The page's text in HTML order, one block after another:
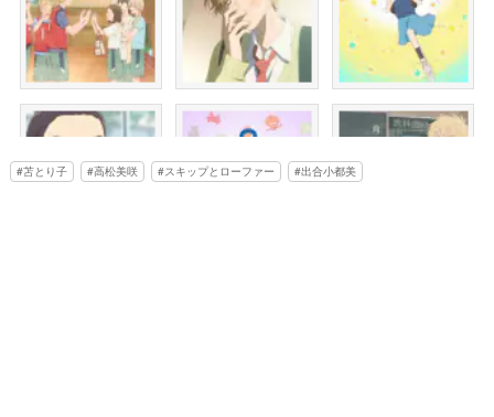
苫とり子 高松美咲 スキップとローファー 出合小都美